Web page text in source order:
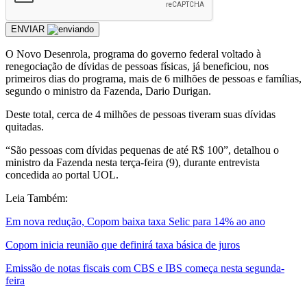
ENVIAR
O Novo Desenrola, programa do governo federal voltado à
renegociação de dívidas de pessoas físicas, já beneficiou, nos
primeiros dias do programa, mais de 6 milhões de pessoas e famílias,
segundo o ministro da Fazenda, Dario Durigan.
Deste total, cerca de 4 milhões de pessoas tiveram suas dívidas
quitadas.
“São pessoas com dívidas pequenas de até R$ 100”, detalhou o
ministro da Fazenda nesta terça-feira (9), durante entrevista
concedida ao portal UOL.
Leia Também:
Em nova redução, Copom baixa taxa Selic para 14% ao ano
Copom inicia reunião que definirá taxa básica de juros
Emissão de notas fiscais com CBS e IBS começa nesta segunda-
feira